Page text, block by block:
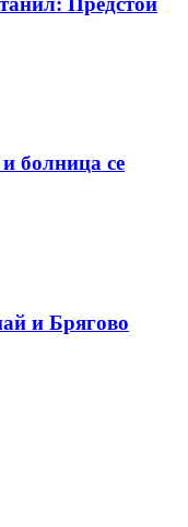
болница се
и Брягово